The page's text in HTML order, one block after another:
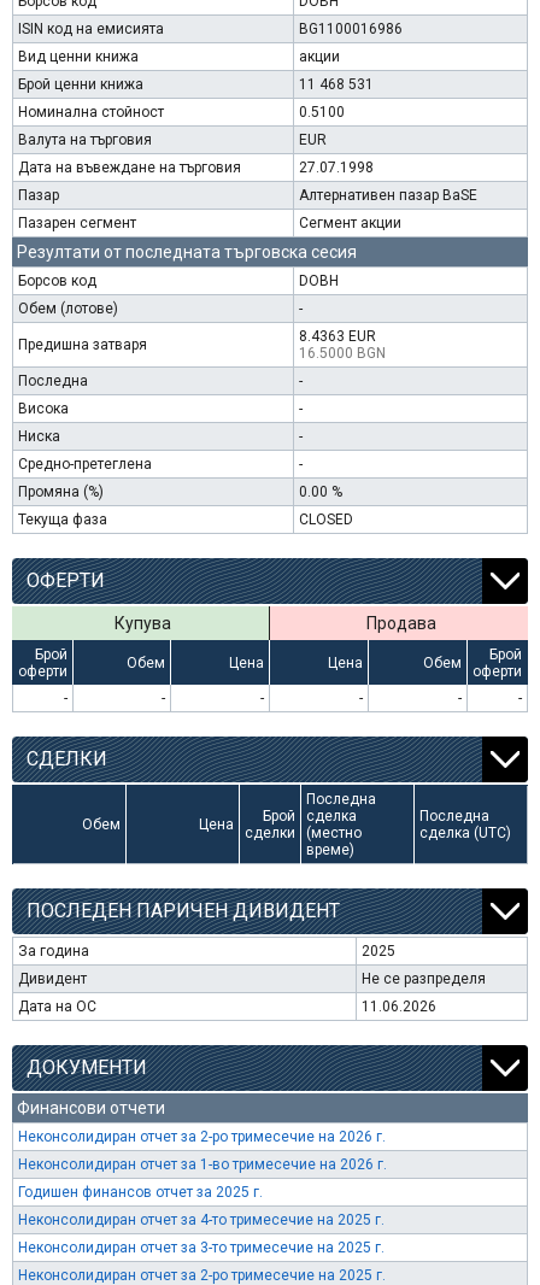
ISIN код на емисията
BG1100016986
Вид ценни книжа
акции
Брой ценни книжа
11 468 531
Номинална стойност
0.5100
Валута на търговия
EUR
Дата на въвеждане на търговия
27.07.1998
Пазар
Алтернативен пазар BaSE
Пазарен сегмент
Сегмент акции
Резултати от последната търговска сесия
Борсов код
DOBH
Обем (лотове)
-
Предишна затваря
8.4363 EUR
16.5000 BGN
Последна
-
Висока
-
Ниска
-
Средно-претеглена
-
Промяна (%)
0.00 %
Текуща фаза
CLOSED
ОФЕРТИ
Купува Продава
Брой
оферти
Обем Цена Цена Обем
Брой
оферти
-
- - - - -
СДЕЛКИ
Обем Цена
Брой
сделки
Последна
сделка
(местно
време)
Последна
сделка (UTC)
ПОСЛЕДЕН ПАРИЧЕН ДИВИДЕНТ
За година
2025
Дивидент
Не се разпределя
Дата на ОС
11.06.2026
ДОКУМЕНТИ
Финансови отчети
Неконсолидиран отчет за 2-ро тримесечие на 2026 г.
Неконсолидиран отчет за 1-во тримесечие на 2026 г.
Годишен финансов отчет за 2025 г.
Неконсолидиран отчет за 4-то тримесечие на 2025 г.
Неконсолидиран отчет за 3-то тримесечие на 2025 г.
Неконсолидиран отчет за 2-ро тримесечие на 2025 г.